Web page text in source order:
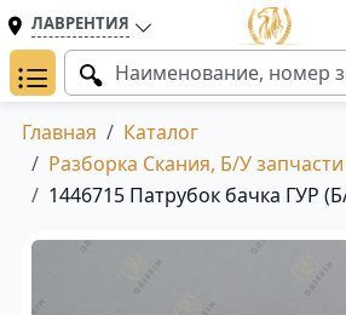
ЛАВРЕНТИЯ
Главная
Каталог
Разборка Скания, Б/У
1446715 Патрубок бачка ГУР